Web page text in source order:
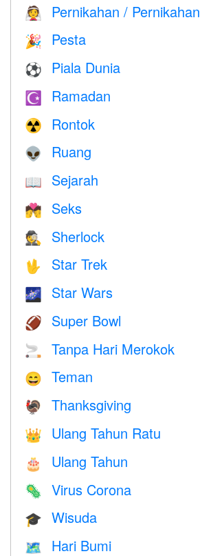
👰 Pernikahan / Pernikahan
🎉 Pesta
⚽ Piala Dunia
☪️ Ramadan
☢️ Rontok
👽 Ruang
📖 Sejarah
💏 Seks
🕵️ Sherlock
🖖 Star Trek
🌌 Star Wars
🏈 Super Bowl
🚬 Tanpa Hari Merokok
😄 Teman
🦃 Thanksgiving
👑 Ulang Tahun Ratu
🎂 Ulang Tahun
🦠 Virus Corona
🎓 Wisuda
🗺️ Hari Bumi